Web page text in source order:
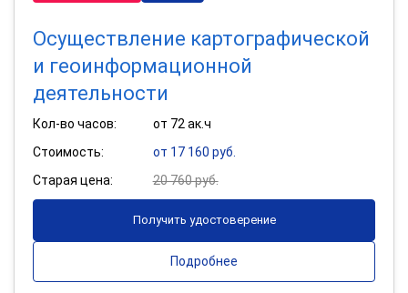
Осуществление картографической
и геоинформационной
деятельности
Кол-во часов:
от 72 ак.ч
Стоимость:
от 17 160 руб.
Старая цена:
20 760 руб.
Получить удостоверение
Подробнее